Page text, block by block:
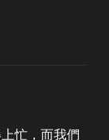
忙，而我們